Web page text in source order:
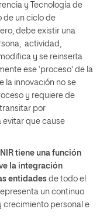
y Tecnología de
de un ciclo de
debe existir una
actividad,
y se reinserta
ese ‘proceso’ de la
la innovación no se
y requiere de
por
evitar que cause
tiene una función
la integración
entidades de todo el
un continuo
crecimiento personal e